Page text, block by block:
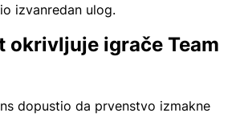
izvanredan ulog.
okrivljuje igrače Team
dopustio da prvenstvo izmakne